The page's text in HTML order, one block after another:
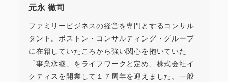
元永 徹司
ファミリービジネスの経営を専門とするコンサル
タント。ボストン・コンサルティング・グループ
に在籍していたころから強い関心を抱いていた
「事業承継」をライフワークと定め、株式会社イ
クティスを開業して１７周年を迎えました。一般